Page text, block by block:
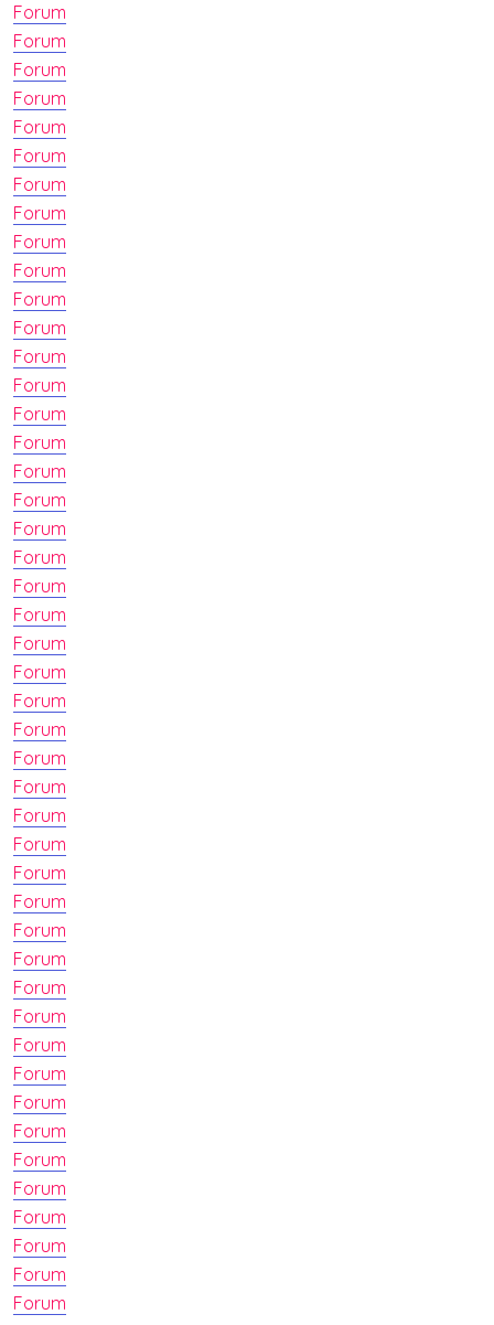
Forum
Forum
Forum
Forum
Forum
Forum
Forum
Forum
Forum
Forum
Forum
Forum
Forum
Forum
Forum
Forum
Forum
Forum
Forum
Forum
Forum
Forum
Forum
Forum
Forum
Forum
Forum
Forum
Forum
Forum
Forum
Forum
Forum
Forum
Forum
Forum
Forum
Forum
Forum
Forum
Forum
Forum
Forum
Forum
Forum
Forum